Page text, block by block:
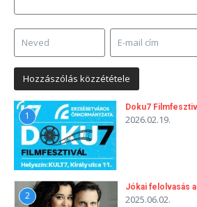
1
Doku7
2026.02.19.
2
Jókai felolvasás
2025.06.02.